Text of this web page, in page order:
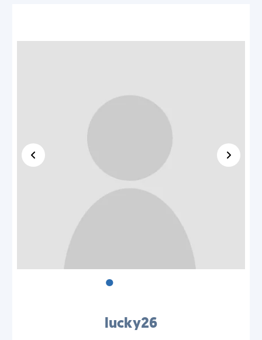
•
lucky26